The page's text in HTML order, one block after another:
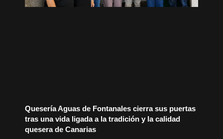
Quesería Aguas de Fontanales cierra sus puertas
tras una vida ligada a la tradición y la calidad
quesera de Canarias